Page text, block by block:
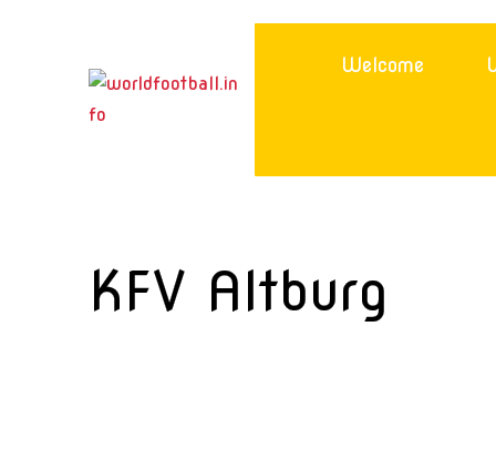
Welcome
KFV Altburg